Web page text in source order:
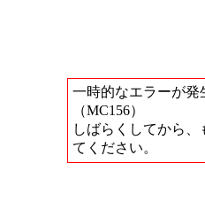
一時的なエラーが発
（MC156）
しばらくしてから、
てください。